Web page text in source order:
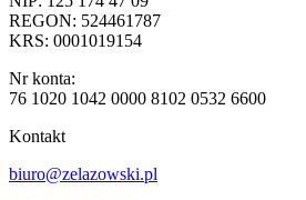
REGON: 524461787
KRS: 0001019154
Nr konta:
76 1020 1042 0000 8102 0532 6600
Kontakt
biuro@zelazowski.pl